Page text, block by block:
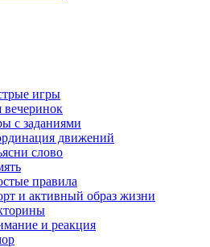
игры
вечеринок
с заданиями
движений
слово
правила
и активный образ жизни
и реакция